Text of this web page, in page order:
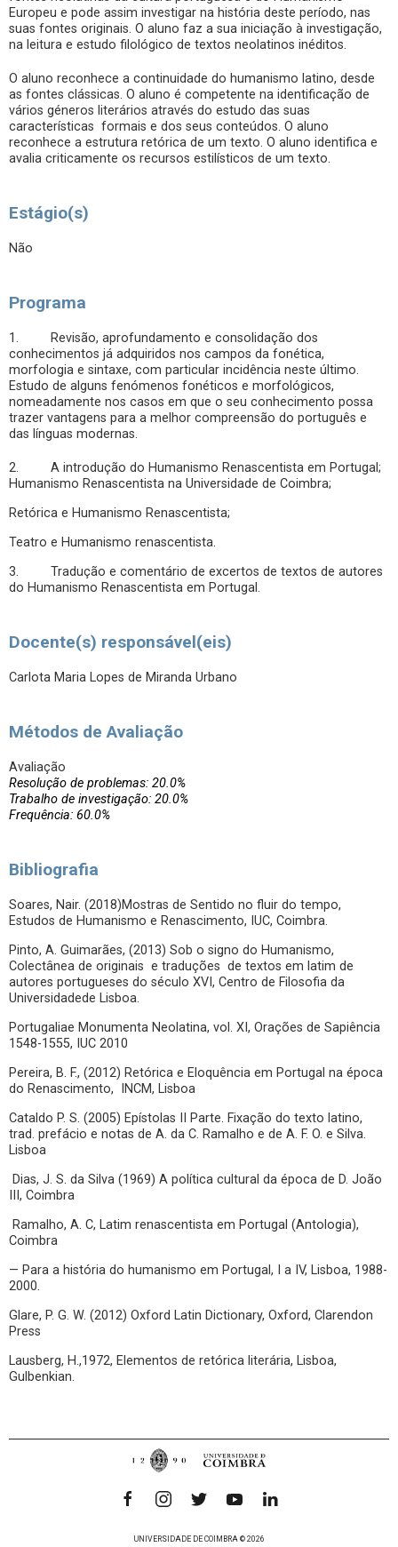
Europeu e pode assim investigar na história deste período, nas
suas fontes originais. O aluno faz a sua iniciação à investigação,
na leitura e estudo filológico de textos neolatinos inéditos.
O aluno reconhece a continuidade do humanismo latino, desde
as fontes clássicas. O aluno é competente na identificação de
vários géneros literários através do estudo das suas
características formais e dos seus conteúdos. O aluno
reconhece a estrutura retórica de um texto. O aluno identifica e
avalia criticamente os recursos estilísticos de um texto.
Estágio(s)
Não
Programa
1. Revisão, aprofundamento e consolidação dos
conhecimentos já adquiridos nos campos da fonética,
morfologia e sintaxe, com particular incidência neste último.
Estudo de alguns fenómenos fonéticos e morfológicos,
nomeadamente nos casos em que o seu conhecimento possa
trazer vantagens para a melhor compreensão do português e
das línguas modernas.
2. A introdução do Humanismo Renascentista em Portugal;
Humanismo Renascentista na Universidade de Coimbra;
Retórica e Humanismo Renascentista;
Teatro e Humanismo renascentista.
3. Tradução e comentário de excertos de textos de autores
do Humanismo Renascentista em Portugal.
Docente(s) responsável(eis)
Carlota Maria Lopes de Miranda Urbano
Métodos de Avaliação
Avaliação
Resolução de problemas: 20.0%
Trabalho de investigação: 20.0%
Frequência: 60.0%
Bibliografia
Soares, Nair. (2018)Mostras de Sentido no fluir do tempo,
Estudos de Humanismo e Renascimento, IUC, Coimbra.
Pinto, A. Guimarães, (2013) Sob o signo do Humanismo,
Colectânea de originais e traduções de textos em latim de
autores portugueses do século XVI, Centro de Filosofia da
Universidadede Lisboa.
Portugaliae Monumenta Neolatina, vol. XI, Orações de Sapiência
1548-1555, IUC 2010
Pereira, B. F., (2012) Retórica e Eloquência em Portugal na época
do Renascimento, INCM, Lisboa
Cataldo P. S. (2005) Epístolas II Parte. Fixação do texto latino,
trad. prefácio e notas de A. da C. Ramalho e de A. F. O. e Silva.
Lisboa
Dias, J. S. da Silva (1969) A política cultural da época de D. João
III, Coimbra
Ramalho, A. C, Latim renascentista em Portugal (Antologia),
Coimbra
— Para a história do humanismo em Portugal, I a IV, Lisboa, 1988-
2000.
Glare, P. G. W. (2012) Oxford Latin Dictionary, Oxford, Clarendon
Press
Lausberg, H.,1972, Elementos de retórica literária, Lisboa,
Gulbenkian.
UNIVERSIDADE DE COIMBRA © 2026